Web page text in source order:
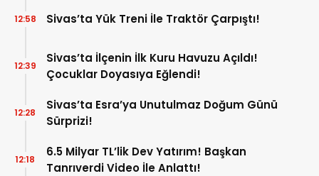
Sivas’ta Yük Treni İle Traktör Çarpıştı!
12:58
Sivas’ta İlçenin İlk Kuru Havuzu Açıldı!
Çocuklar Doyasıya Eğlendi!
12:39
Sivas’ta Esra’ya Unutulmaz Doğum Günü
Sürprizi!
12:28
6.5 Milyar TL’lik Dev Yatırım! Başkan
Tanrıverdi Video İle Anlattı!
12:18